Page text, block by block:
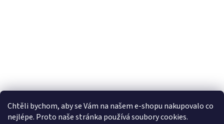
Chtěli bychom, aby se Vám na našem e-shopu nakupovalo co
nejlépe. Proto naše stránka používá soubory cookies.